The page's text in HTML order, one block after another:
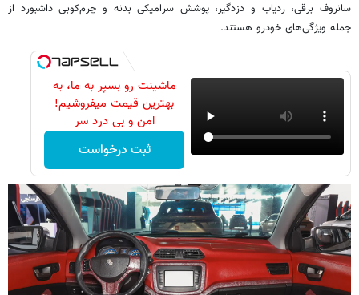
سانروف برقی، ردیاب و دزدگیر، پوشش سرامیکی بدنه و چرم‌کوبی داشبورد از
جمله ویژگی‌های خودرو هستند.
ماشینت رو بسپر به ما، به
بهترین قیمت میفروشیم!
امن و بی درد سر
ثبت درخواست